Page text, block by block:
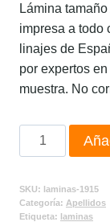
Lámina
impresa a todo
linajes de
por expertos
muestra. No
SKU: laminas-1915
Categoría: Apellidos
Etiqueta: laminas